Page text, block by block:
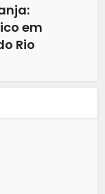
em
Rio